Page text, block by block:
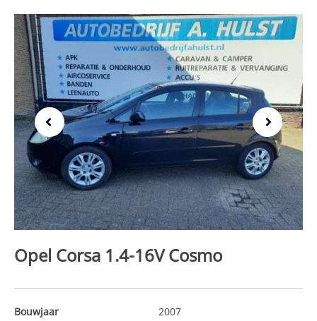
Previous Next
Opel Corsa 1.4-16V Cosmo
Bouwjaar
2007